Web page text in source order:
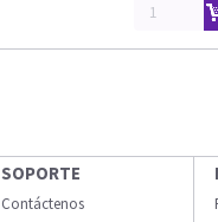
SOPORTE
Contáctenos